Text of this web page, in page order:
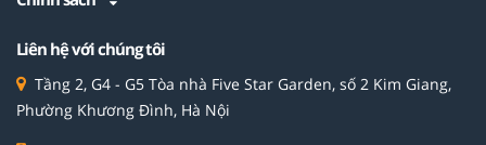
Liên hệ với chúng tôi
Tầng 2, G4 - G5 Tòa nhà Five Star Garden, số 2 Kim Giang,
Phường Khương Đình, Hà Nội